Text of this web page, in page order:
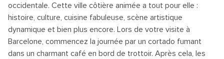
occidentale. Cette ville côtière animée a tout pour elle :
histoire, culture, cuisine fabuleuse, scène artistique
dynamique et bien plus encore. Lors de votre visite à
Barcelone, commencez la journée par un cortado fumant
dans un charmant café en bord de trottoir. Après cela, les